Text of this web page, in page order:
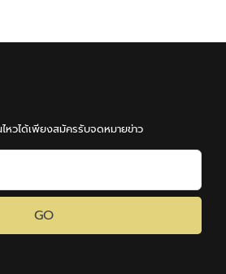
หวได้เพียงสมัครรับจดหมายข่าว
GO